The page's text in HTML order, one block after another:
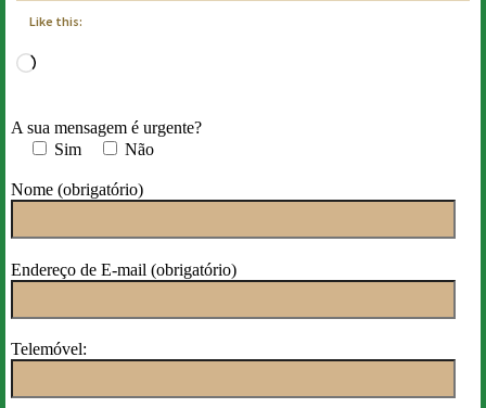
Like this:
Loading…
A sua mensagem é urgente?
Sim
Não
Nome (obrigatório)
Endereço de E-mail (obrigatório)
Telemóvel: